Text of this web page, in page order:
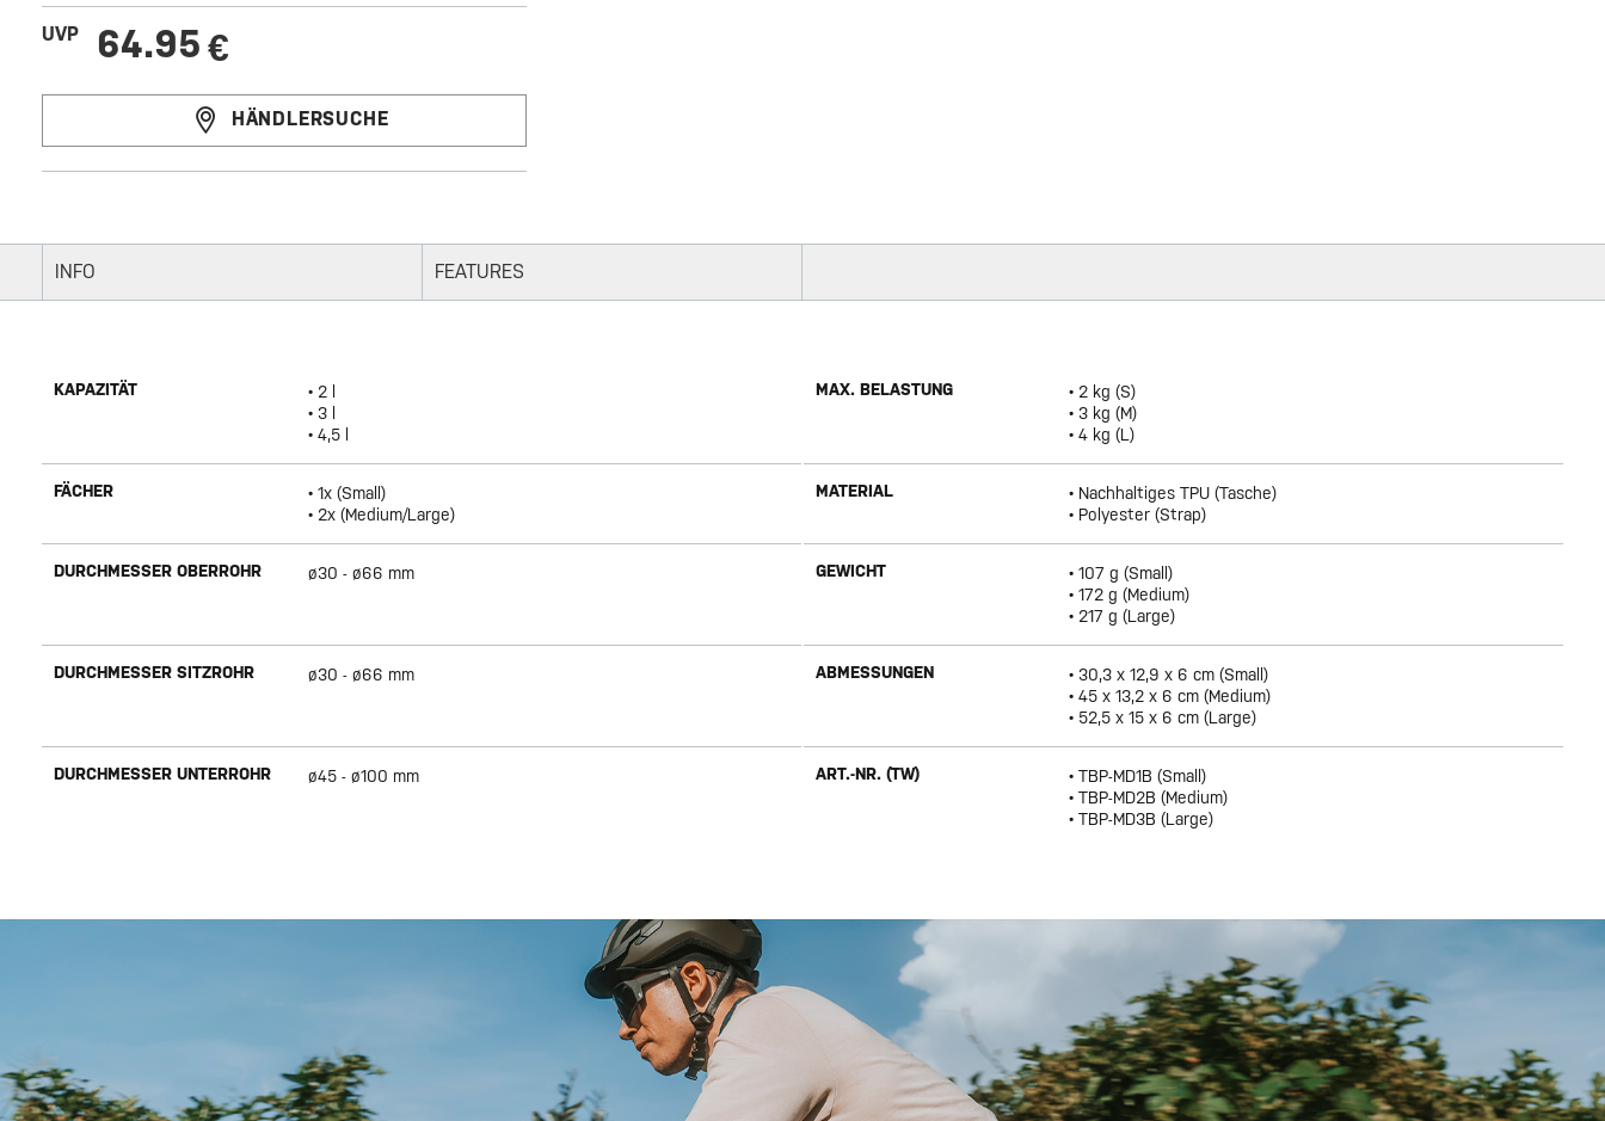
UVP 64.95€
HÄNDLERSUCHE
INFO FEATURES
KAPAZITÄT
• 2 l
• 3 l
• 4,5 l
MAX. BELASTUNG
• 2 kg (S)
• 3 kg (M)
• 4 kg (L)
FÄCHER
• 1x (Small)
• 2x (Medium/Large)
MATERIAL
• Nachhaltiges TPU (Tasche)
• Polyester (Strap)
DURCHMESSER OBERROHR ø30 - ø66 mm GEWICHT
• 107 g (Small)
• 172 g (Medium)
• 217 g (Large)
DURCHMESSER SITZROHR ø30 - ø66 mm ABMESSUNGEN
• 30,3 x 12,9 x 6 cm (Small)
• 45 x 13,2 x 6 cm (Medium)
• 52,5 x 15 x 6 cm (Large)
DURCHMESSER UNTERROHR ø45 - ø100 mm ART.-NR. (TW)
• TBP-MD1B (Small)
• TBP-MD2B (Medium)
• TBP-MD3B (Large)